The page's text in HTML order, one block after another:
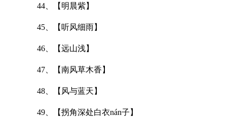
44、【明晨紫】
45、【听风细雨】
46、【远山浅】
47、【南风草木香】
48、【风与蓝天】
49、【拐角深处白衣nán子】